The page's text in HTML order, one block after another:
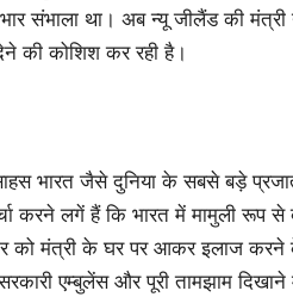
संभाला था। अब न्यू जीलैंड की
की कोशिश कर रही है।
भारत जैसे दुनिया के सबसे बड़े
करने लगें हैं कि भारत में मामुली रूप से
को मंत्री के घर पर आकर इलाज करने
एम्बुलेंस और पूरी तामझाम